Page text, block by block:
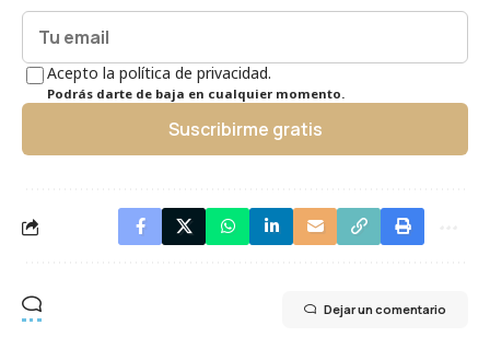
Acepto la política de privacidad.
Podrás darte de baja en cualquier momento.
Suscribirme gratis
Dejar un comentario